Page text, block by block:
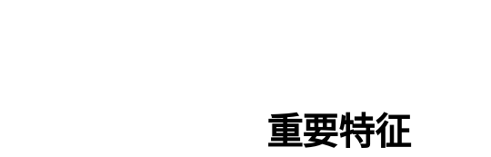
重要特征